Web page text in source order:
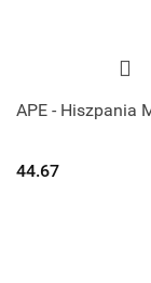
APE - Hiszpania
44.67